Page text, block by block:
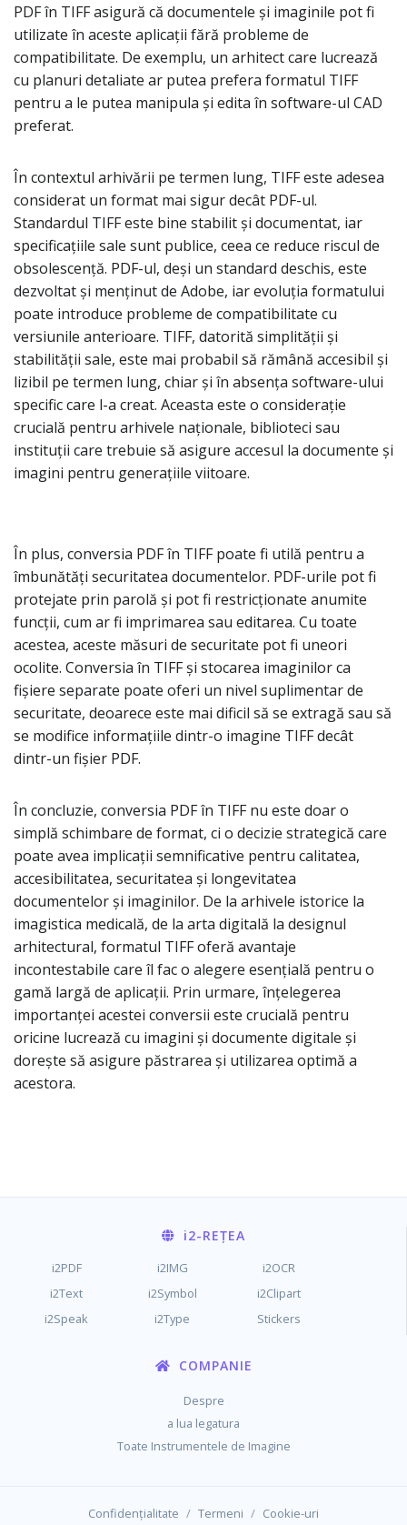
PDF în TIFF asigură că documentele și imaginile pot fi
utilizate în aceste aplicații fără probleme de
compatibilitate. De exemplu, un arhitect care lucrează
cu planuri detaliate ar putea prefera formatul TIFF
pentru a le putea manipula și edita în software-ul CAD
preferat.
În contextul arhivării pe termen lung, TIFF este adesea
considerat un format mai sigur decât PDF-ul.
Standardul TIFF este bine stabilit și documentat, iar
specificațiile sale sunt publice, ceea ce reduce riscul de
obsolescență. PDF-ul, deși un standard deschis, este
dezvoltat și menținut de Adobe, iar evoluția formatului
poate introduce probleme de compatibilitate cu
versiunile anterioare. TIFF, datorită simplității și
stabilității sale, este mai probabil să rămână accesibil și
lizibil pe termen lung, chiar și în absența software-ului
specific care l-a creat. Aceasta este o considerație
crucială pentru arhivele naționale, biblioteci sau
instituții care trebuie să asigure accesul la documente și
imagini pentru generațiile viitoare.
În plus, conversia PDF în TIFF poate fi utilă pentru a
îmbunătăți securitatea documentelor. PDF-urile pot fi
protejate prin parolă și pot fi restricționate anumite
funcții, cum ar fi imprimarea sau editarea. Cu toate
acestea, aceste măsuri de securitate pot fi uneori
ocolite. Conversia în TIFF și stocarea imaginilor ca
fișiere separate poate oferi un nivel suplimentar de
securitate, deoarece este mai dificil să se extragă sau să
se modifice informațiile dintr-o imagine TIFF decât
dintr-un fișier PDF.
În concluzie, conversia PDF în TIFF nu este doar o
simplă schimbare de format, ci o decizie strategică care
poate avea implicații semnificative pentru calitatea,
accesibilitatea, securitatea și longevitatea
documentelor și imaginilor. De la arhivele istorice la
imagistica medicală, de la arta digitală la designul
arhitectural, formatul TIFF oferă avantaje
incontestabile care îl fac o alegere esențială pentru o
gamă largă de aplicații. Prin urmare, înțelegerea
importanței acestei conversii este crucială pentru
oricine lucrează cu imagini și documente digitale și
dorește să asigure păstrarea și utilizarea optimă a
acestora.
i2-REȚEA
i2PDF i2IMG
i2OCR
i2Text
i2Symbol
i2Clipart
i2Speak
i2Type Stickers
COMPANIE
Despre
a lua legatura
Toate Instrumentele de Imagine
Confidențialitate / Termeni / Cookie-uri